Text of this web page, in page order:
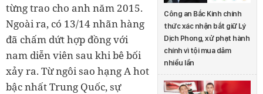
Công an Bắc Kinh chính
thức xác nhận bắt giữ Lý
Dịch Phong, xử phạt hành
chính vì tội mua dâm
nhiều lần
từng trao cho anh năm 2015.
Ngoài ra, có 13/14 nhãn hàng
đã chấm dứt hợp đồng với
nam diễn viên sau khi bê bối
xảy ra. Từ ngôi sao hạng A hot
bậc nhất Trung Quốc, sự